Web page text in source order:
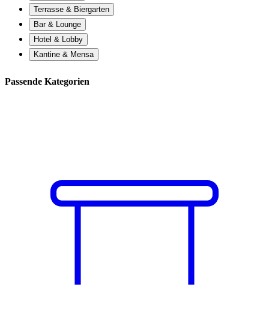
Terrasse & Biergarten
Bar & Lounge
Hotel & Lobby
Kantine & Mensa
Passende Kategorien